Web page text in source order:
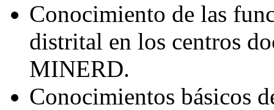
Conocimiento de las
distrital en los centros
MINERD.
Conocimientos básicos